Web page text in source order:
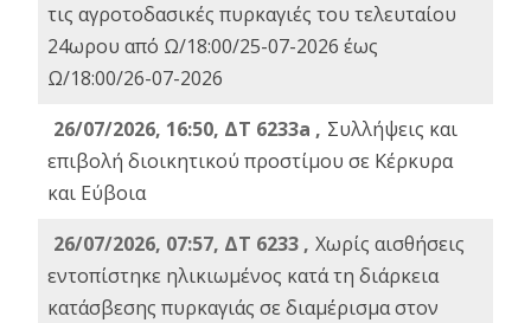
τις αγροτοδασικές πυρκαγιές του τελευταίου
24ωρου από Ω/18:00/25-07-2026 έως
Ω/18:00/26-07-2026
26/07/2026, 16:50, ΔΤ 6233a , Συλλήψεις και
επιβολή διοικητικού προστίμου σε Κέρκυρα
και Εύβοια
26/07/2026, 07:57, ΔΤ 6233 , Χωρίς αισθήσεις
εντοπίστηκε ηλικιωμένος κατά τη διάρκεια
κατάσβεσης πυρκαγιάς σε διαμέρισμα στον